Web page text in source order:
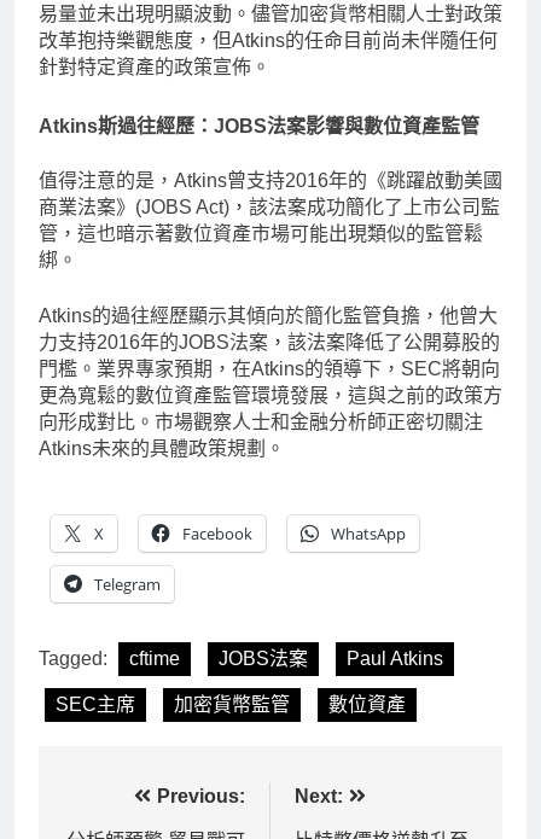
易量並未出現明顯波動。儘管加密貨幣相關人士對政策
改革抱持樂觀態度，但Atkins的任命目前尚未伴隨任何
針對特定資產的政策宣佈。
Atkins斯過往經歷：JOBS法案影響與數位資產監管
值得注意的是，Atkins曾支持2016年的《跳躍啟動美國
商業法案》(JOBS Act)，該法案成功簡化了上市公司監
管，這也暗示著數位資產市場可能出現類似的監管鬆
綁。
Atkins的過往經歷顯示其傾向於簡化監管負擔，他曾大
力支持2016年的JOBS法案，該法案降低了公開募股的
門檻。業界專家預期，在Atkins的領導下，SEC將朝向
更為寬鬆的數位資產監管環境發展，這與之前的政策方
向形成對比。市場觀察人士和金融分析師正密切關注
Atkins未來的具體政策規劃。
X Facebook WhatsApp
Telegram
Tagged: cftime JOBS法案 Paul Atkins
SEC主席 加密貨幣監管 數位資產
Previous: Next: